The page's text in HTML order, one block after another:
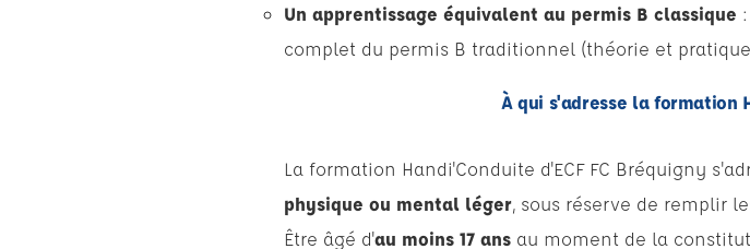
Un apprentissage équivalent au permis B classique
complet du permis B traditionnel (théorie et
À qui s'adresse la formation
La formation Handi'Conduite d'ECF FC Bréquigny
physique ou mental léger, sous réserve de remplir
Être âgé d'au moins 17 ans au moment de la